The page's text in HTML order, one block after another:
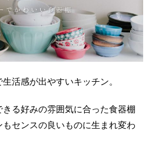
活感が出やすいキッチン。
る好みの雰囲気に合った食器棚
センスの良いものに生まれ変わ